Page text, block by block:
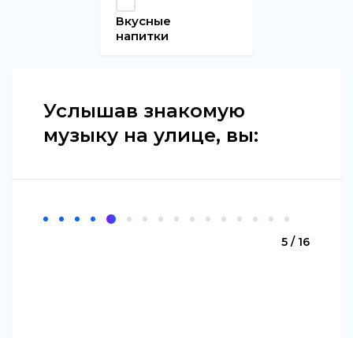
Вкусные
напитки
Услышав знакомую
музыку на улице, вы:
5 / 16